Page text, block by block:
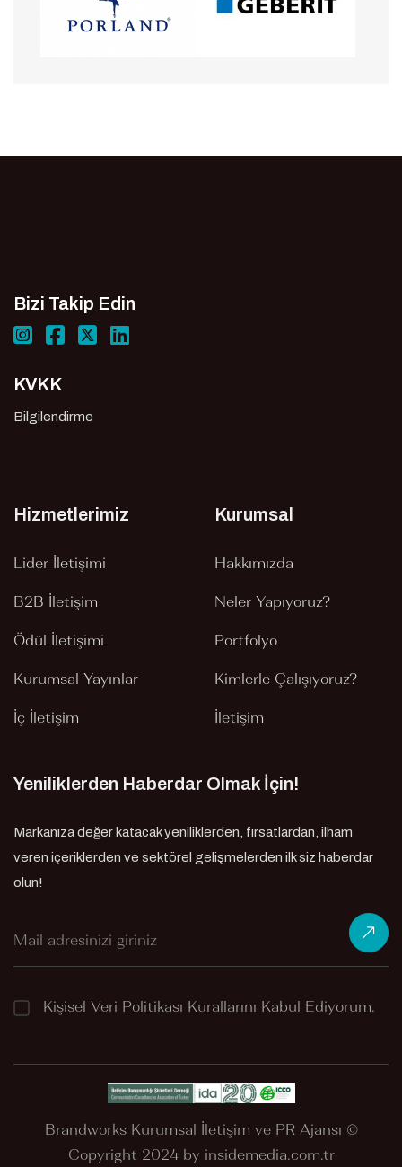
Bizi Takip Edin
KVKK
Bilgilendirme
Hizmetlerimiz
Lider İletişimi
B2B İletişim
Ödül İletişimi
Kurumsal Yayınlar
İç İletişim
Kurumsal
Hakkımızda
Neler Yapıyoruz?
Portfolyo
Kimlerle Çalışıyoruz?
İletişim
Yeniliklerden Haberdar Olmak İçin!
Markanıza değer katacak yeniliklerden, fırsatlardan, ilham
veren içeriklerden ve sektörel gelişmelerden ilk siz haberdar
olun!
Kişisel Veri Politikası Kurallarını Kabul Ediyorum.
Brandworks Kurumsal İletişim ve PR Ajansı ©
Copyright 2024 by insidemedia.com.tr